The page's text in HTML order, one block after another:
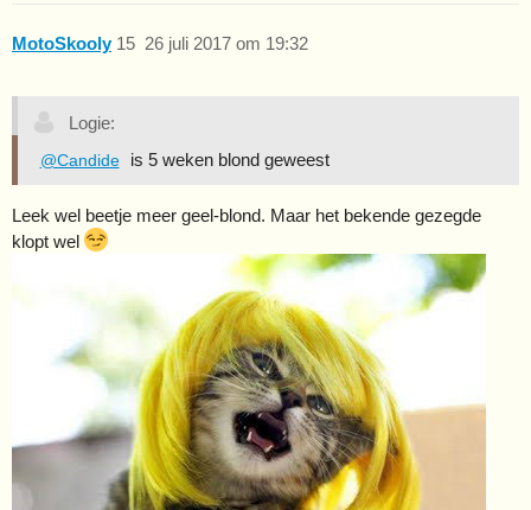
MotoSkooly 26 juli 2017 om 19:32
15
Logie:
@Candide is 5 weken blond geweest
Leek wel beetje meer geel-blond. Maar het bekende gezegde
klopt wel